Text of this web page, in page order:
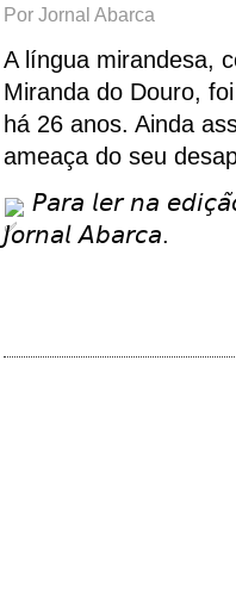
Por Jornal Abarca
A língua mirandesa,
Miranda do Douro,
há 26 anos. Ainda
ameaça do seu
𝘗𝘢𝘳𝘢 𝘭𝘦𝘳 𝘯𝘢
𝘑𝘰𝘳𝘯𝘢𝘭 𝘈𝘣𝘢𝘳𝘤𝘢.